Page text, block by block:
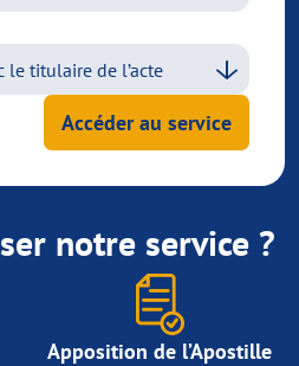
Accéder au service
notre service ?
Apposition de l’Apostille